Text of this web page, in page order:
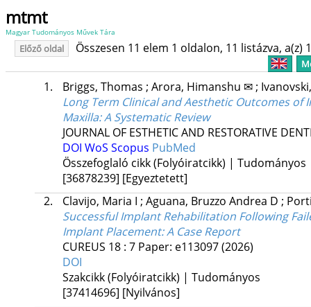
mtmt
Magyar Tudományos Művek Tára
Előző oldal Összesen 11 elem 1 oldalon, 11 listázva, a(z)
1. Briggs, Thomas ; Arora, Himanshu ✉;
Long Term Clinical and Aesthetic Outcomes
Maxilla: A Systematic Review
JOURNAL OF ESTHETIC AND RESTORATIVE
DOI WoS Scopus PubMed
Összefoglaló cikk (Folyóiratcikk) | Tudományos
[36878239] [Egyeztetett]
2.
Clavijo, Maria I ; Aguana, Bruzzo Andrea D ;
Successful Implant Rehabilitation Following
Implant Placement: A Case Report
CUREUS 18: 7 Paper: e113097(2026)
DOI
Szakcikk (Folyóiratcikk) | Tudományos
[37414696] [Nyilvános]